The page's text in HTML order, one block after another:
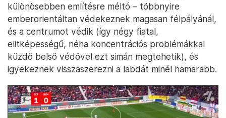
különösebben említésre méltó – többnyire
emberorientáltan védekeznek magasan félpályánál,
és a centrumot védik (így négy fiatal,
elitképességű, néha koncentrációs problémákkal
küzdő belső védővel ezt simán megtehetik), és
igyekeznek visszaszerezni a labdát minél hamarabb.